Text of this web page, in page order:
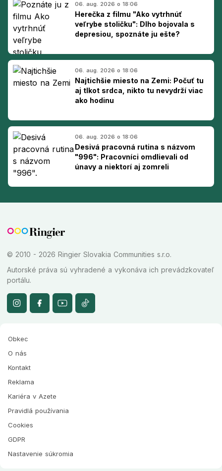
06. aug. 2026 o 18:06
Herečka z filmu "Ako vytrhnúť
veľrybe stoličku": Dlho bojovala s
depresiou, spoznáte ju ešte?
06. aug. 2026 o 18:06
Najtichšie miesto na Zemi: Počuť tu
aj tlkot srdca, nikto tu nevydrží viac
ako hodinu
06. aug. 2026 o 18:06
Desivá pracovná rutina s názvom
"996": Pracovníci omdlievali od
únavy a niektorí aj zomreli
© 2010 - 2026 Ringier Slovakia Communities s.r.o.
Autorské práva sú vyhradené a vykonáva ich prevádzkovateľ
portálu.
Obkec
O nás
Kontakt
Reklama
Kariéra v Azete
Pravidlá používania
Cookies
GDPR
Nastavenie súkromia